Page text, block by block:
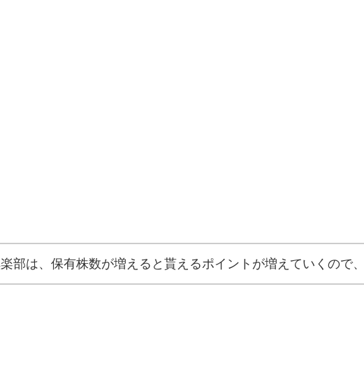
部は、保有株数が増えると貰えるポイントが増えていくので